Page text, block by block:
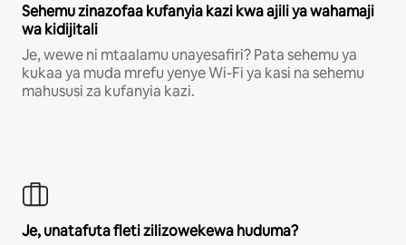
Sehemu zinazofaa kufanyia kazi kwa ajili ya wahamaji
wa kidijitali
Je, wewe ni mtaalamu unayesafiri? Pata sehemu ya
kukaa ya muda mrefu yenye Wi-Fi ya kasi na sehemu
mahususi za kufanyia kazi.
Je, unatafuta fleti zilizowekewa huduma?